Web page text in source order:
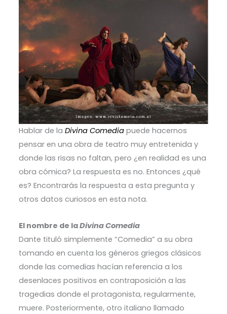
Hablar de la Divina Comediapuede hacernos
pensar en una obra de teatro muy entretenida y
donde las risas no faltan, pero ¿en realidad es una
obra cómica? La respuesta es no. Entonces ¿qué
es? Encontrarás la respuesta a esta pregunta y
otros datos curiosos en esta nota.
El nombre de laDivina Comedia
Dante tituló simplemente “Comedia” a su obra
tomando en cuenta los géneros griegos clásicos
donde las comedias hacían referencia a los
desenlaces positivos en contraposición a las
tragedias donde el protagonista, regularmente,
muere. Posteriormente, otro italiano llamado